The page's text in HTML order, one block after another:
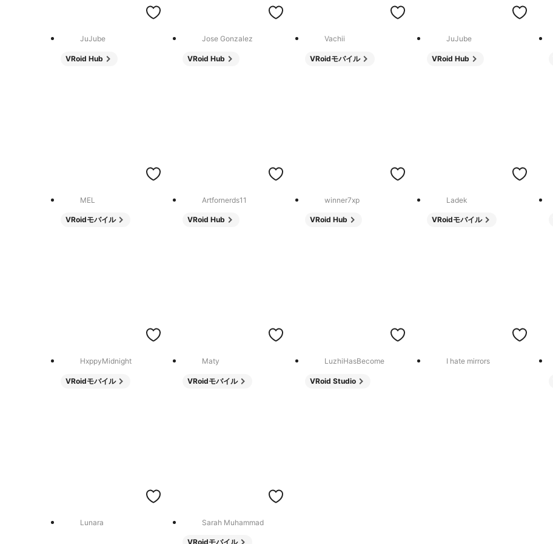
JuJube
VRoid Hub
Jose Gonzalez
VRoid Hub
Vachii
VRoidモバイル
JuJube
VRoid Hub
MEL
VRoidモバイル
Artfornerds11
VRoid Hub
winner7xp
VRoid Hub
Ladek
VRoidモバイル
HxppyMidnight
VRoidモバイル
Maty
VRoidモバイル
LuzhiHasBecome
VRoid Studio
I hate mirrors
Lunara Sarah Muhammad
VRoidモバイル